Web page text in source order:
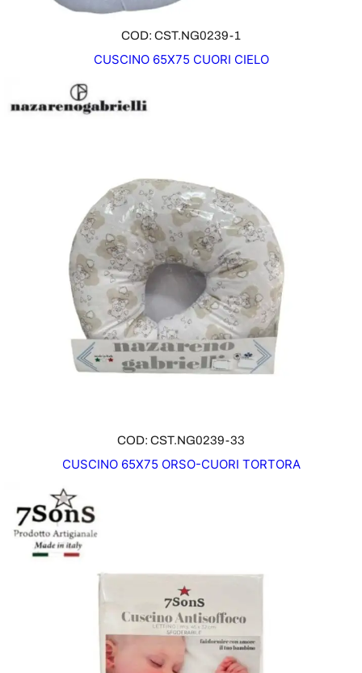
COD: CST.NG0239-1
CUSCINO 65X75 CUORI CIELO
COD: CST.NG0239-33
CUSCINO 65X75 ORSO-CUORI TORTORA